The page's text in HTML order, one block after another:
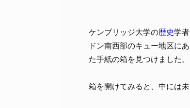
ケンブリッジ大学の歴史学
ドン南西部のキュー地区に
た手紙の箱を見つけました。
箱を開けてみると、中には